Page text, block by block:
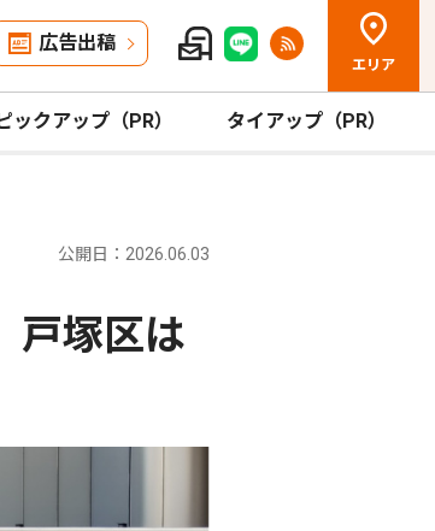
広告出稿
エリア
ックアップ（PR） タイアップ（PR）
公開日：2026.06.03
塚区は